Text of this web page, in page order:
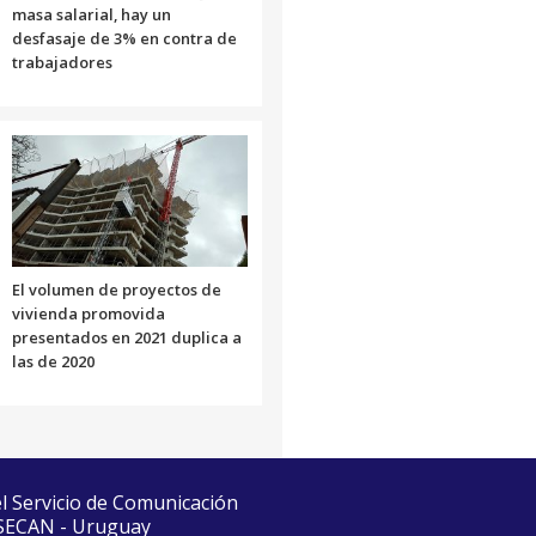
masa salarial, hay un
desfasaje de 3% en contra de
trabajadores
El volumen de proyectos de
vivienda promovida
presentados en 2021 duplica a
las de 2020
de Comunicación
- Uruguay